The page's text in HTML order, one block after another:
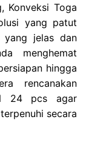
Konveksi Toga
yang patut
yang jelas dan
menghemat
hingga
rencanakan
24 pcs agar
secara